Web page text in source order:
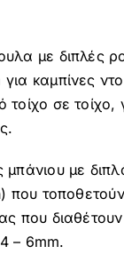
με διπλές
για καμπίνες
σε τοίχο,
μπάνιου με
που
που
– 6mm.